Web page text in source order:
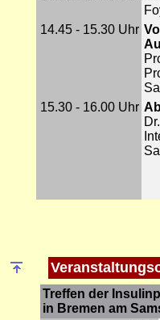
14.45 - 15.30 Uhr
15.30 - 16.00 Uhr
Treffen der
in Bremen am